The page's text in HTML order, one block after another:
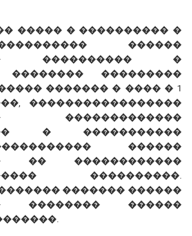
����� � ���������� �
������
���������� �
�������� ���������
������� � ���� � 1
�����������������
�������������
� �����������
������
�� ������������
����������.
������� ������
�������� ������